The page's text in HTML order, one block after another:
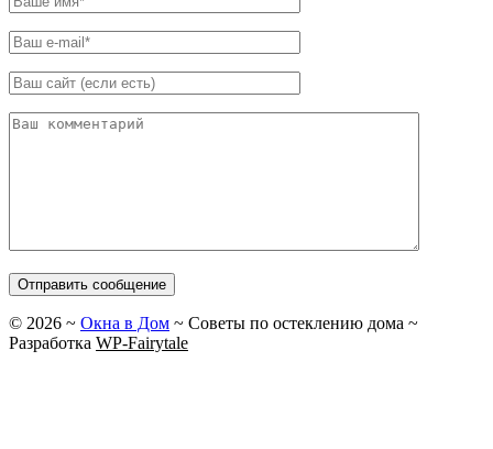
© 2026 ~ Окна в Дом ~ Советы по остеклению дома ~
Разработка WP-Fairytale